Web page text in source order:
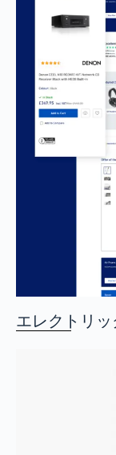
エレクトリ